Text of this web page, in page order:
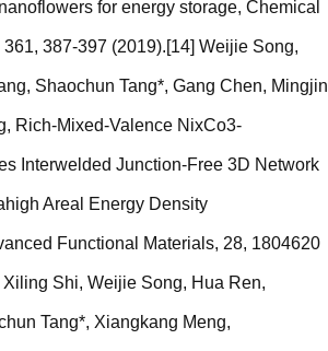
for energy storage, Chemical
387-397 (2019).[14] Weijie Song,
Shaochun Tang*, Gang Chen, Mingjin
Rich-Mixed-Valence NixCo3-
Interwelded Junction-Free 3D Network
Areal Energy Density
Functional Materials, 28, 1804620
Shi, Weijie Song, Hua Ren,
Tang*, Xiangkang Meng,